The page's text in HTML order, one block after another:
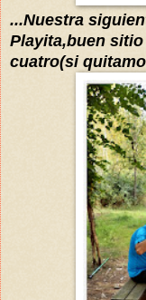
...Nuestra
Playita,buen
cuatro(si